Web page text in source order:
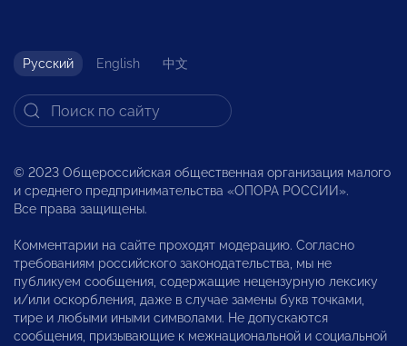
Русский English 中文
© 2023 Общероссийская общественная организация малого
и среднего предпринимательства «ОПОРА РОССИИ».
Все права защищены.
Комментарии на сайте проходят модерацию. Согласно
требованиям российского законодательства, мы не
публикуем сообщения, содержащие нецензурную лексику
и/или оскорбления, даже в случае замены букв точками,
тире и любыми иными символами. Не допускаются
сообщения, призывающие к межнациональной и социальной